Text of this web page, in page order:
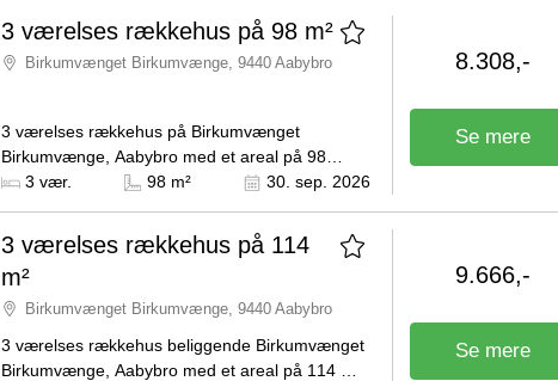
3 værelses rækkehus på 98 m²
Birkumvænget Birkumvænge, 9440 Aabybro
3 værelses rækkehus på Birkumvænget
Birkumvænge, Aabybro med et areal på 98
kvadratmeter ledig fra d. 1. oktober 2026. Den
Kilde: Domea
3 vær. 98 m² 30. sep. 2026
8.308,-
Se mere
3 værelses rækkehus på 114
m²
Birkumvænget Birkumvænge, 9440 Aabybro
3 værelses rækkehus beliggende Birkumvænget
Birkumvænge, Aabybro med et areal på 114 m2.
9.666,-
Se mere